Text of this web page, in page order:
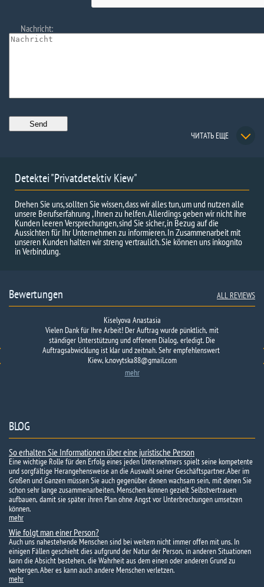
Nachricht:
ЧИТАТЬ ЕЩЕ
Detektei "Privatdetektiv Kiew"
Drehen Sie uns, sollten Sie wissen, dass wir alles tun, um und nutzen alle
unsere Berufserfahrung , Ihnen zu helfen. Allerdings geben wir nicht ihre
Kunden leeren Versprechungen, sind Sie sicher, in Bezug auf die
Aussichten für Ihr Unternehmen zu informieren. In Zusammenarbeit mit
unseren Kunden halten wir streng vertraulich. Sie können uns inkognito
in Verbindung.
Bewertungen ALL REVIEWS
Kiselyova Anastasia
Vielen Dank für Ihre Arbeit! Der Auftrag wurde pünktlich, mit
ständiger Unterstützung und offenem Dialog, erledigt. Die
Auftragsabwicklung ist klar und zeitnah. Sehr empfehlenswert
Kiew, k.novytska88@gmail.com
mehr
BLOG
So erhalten Sie Informationen über eine juristische Person
Eine wichtige Rolle für den Erfolg eines jeden Unternehmers spielt seine kompetente
und sorgfältige Herangehensweise an die Auswahl seiner Geschäftspartner. Aber im
Großen und Ganzen müssen Sie auch gegenüber denen wachsam sein, mit denen Sie
schon sehr lange zusammenarbeiten. Menschen können gezielt Selbstvertrauen
aufbauen, damit sie später ihren Plan ohne Angst vor Unterbrechungen umsetzen
können.
mehr
Wie folgt man einer Person?
Auch uns nahestehende Menschen sind bei weitem nicht immer offen mit uns. In
einigen Fällen geschieht dies aufgrund der Natur der Person, in anderen Situationen
kann die Absicht bestehen, die Wahrheit aus dem einen oder anderen Grund zu
verbergen. Aber es kann auch andere Menschen verletzen.
mehr